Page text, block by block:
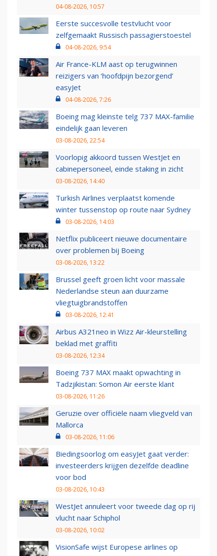
04-08-2026, 10:57
Eerste succesvolle testvlucht voor
zelfgemaakt Russisch passagierstoestel
04-08-2026, 9:54
Air France-KLM aast op terugwinnen
reizigers van ‘hoofdpijn bezorgend’
easyJet
04-08-2026, 7:26
Boeing mag kleinste telg 737 MAX-familie
eindelijk gaan leveren
03-08-2026, 22:54
Voorlopig akkoord tussen WestJet en
cabinepersoneel, einde staking in zicht
03-08-2026, 14:40
Turkish Airlines verplaatst komende
winter tussenstop op route naar Sydney
03-08-2026, 14:03
Netflix publiceert nieuwe documentaire
over problemen bij Boeing
03-08-2026, 13:22
Brussel geeft groen licht voor massale
Nederlandse steun aan duurzame
vliegtuigbrandstoffen
03-08-2026, 12:41
Airbus A321neo in Wizz Air-kleurstelling
beklad met graffiti
03-08-2026, 12:34
Boeing 737 MAX maakt opwachting in
Tadzjikistan: Somon Air eerste klant
03-08-2026, 11:26
Geruzie over officiële naam vliegveld van
Mallorca
03-08-2026, 11:06
Biedingsoorlog om easyJet gaat verder:
investeerders krijgen dezelfde deadline
voor bod
03-08-2026, 10:43
WestJet annuleert voor tweede dag op rij
vlucht naar Schiphol
03-08-2026, 10:02
VisionSafe wijst Europese airlines op